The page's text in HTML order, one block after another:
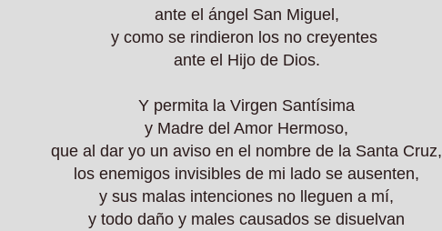
ante el ángel San Miguel,
y como se rindieron los no creyentes
ante el Hijo de Dios.
Y permita la Virgen Santísima
y Madre del Amor Hermoso,
que al dar yo un aviso en el nombre de la Santa Cruz,
los enemigos invisibles de mi lado se ausenten,
y sus malas intenciones no lleguen a mí,
y todo daño y males causados se disuelvan